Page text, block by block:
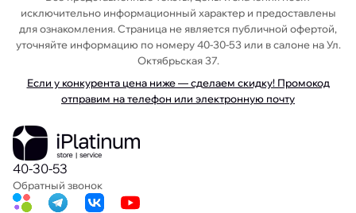
исключительно информационный характер и предоставлены
для ознакомления. Страница не является публичной офертой,
уточняйте информацию по номеру 40-30-53 или в салоне на Ул.
Октябрьская 37.
Если у конкурента цена ниже — сделаем скидку! Промокод
отправим на телефон или электронную почту
40-30-53
Обратный звонок